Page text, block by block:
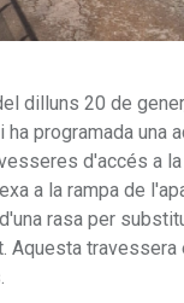
dilluns 20 de
ha programada una
d'accés a
a la rampa de
rasa per
Aquesta travessera